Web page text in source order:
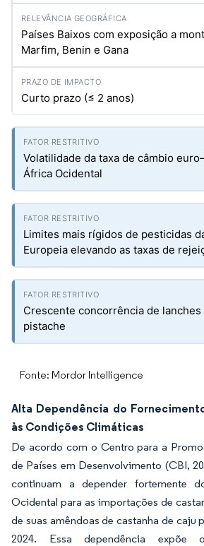
Países Baixos com exposição a
Marfim, Benin e Gana
Curto prazo (≤ 2 anos)
Volatilidade da taxa de câmbio
África Ocidental
Limites mais rígidos de pesticidas
Europeia elevando as taxas de
Crescente concorrência de lanches
pistache
Fonte: Mordor Intelligence
Alta Dependência do
às Condições Climáticas
De acordo com o Centro para a
de Países em Desenvolvimento (CBI,
continuam a depender fortemente
Ocidental para as importações de
de suas amêndoas de castanha de caju
2024. Essa dependência expõe